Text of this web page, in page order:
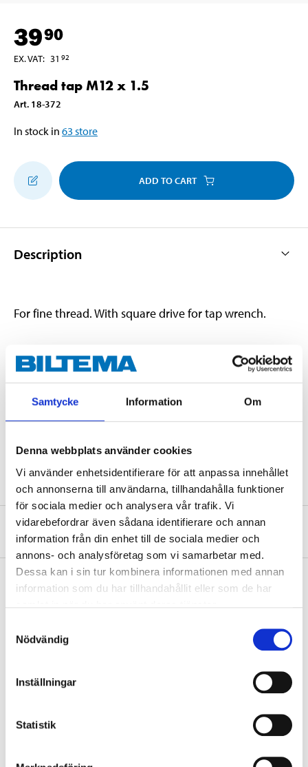
Samtycke Information Om
Denna webbplats använder cookies
Vi använder enhetsidentifierare för att anpassa innehållet
och annonserna till användarna, tillhandahålla funktioner
för sociala medier och analysera vår trafik. Vi
vidarebefordrar även sådana identifierare och annan
information från din enhet till de sociala medier och
annons- och analysföretag som vi samarbetar med.
Dessa kan i sin tur kombinera informationen med annan
information som du har tillhandahållit eller som de har
Nödvändig
Inställningar
Statistik
3990
EX. VAT: 31 92
Thread tap M12 x 1.5
Art. 18-372
In stock in 63 store
ADD TO CART
Description
For fine thread. With square drive for tap wrench.
Technical specifications
Material
Carbon steel
Thread
Fine
About the manufacturer
Pay & Collect in your local store within 2 hours! For more information
Other customers also bought